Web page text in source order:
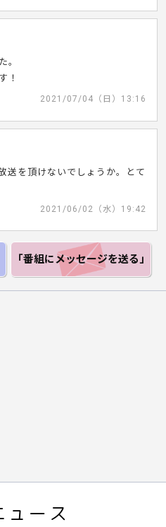
。
！
2021/07/04（日）13:16
送を頂けないでしょうか。とて
2021/06/02（水）19:42
「番組にメッセージを送る」
ュース